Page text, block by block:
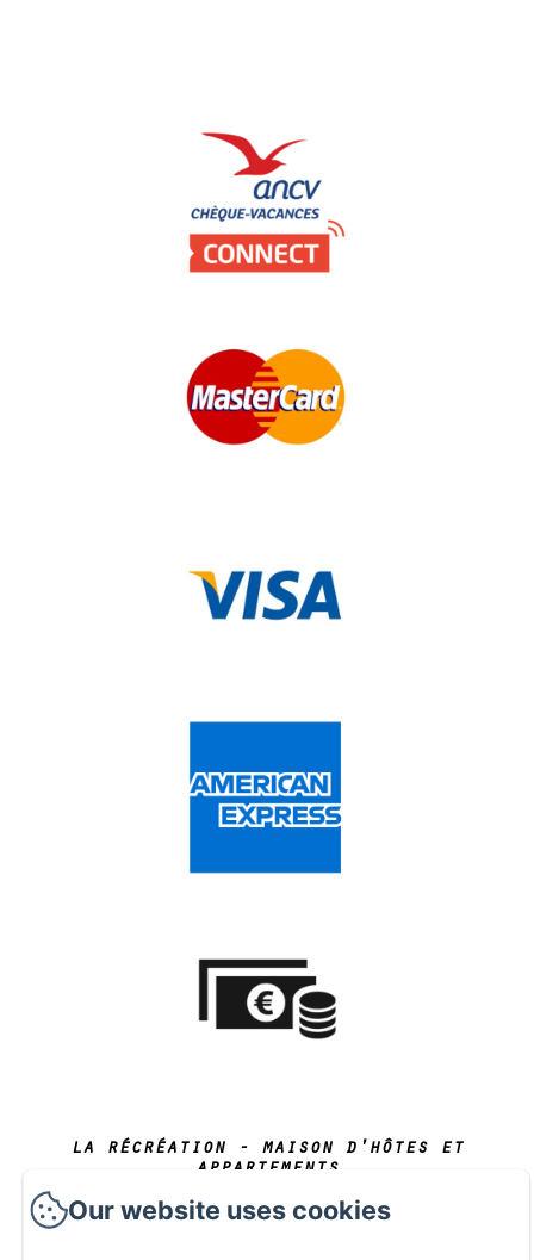
la récréation - maison d'hôtes et
appartements
Politique de confidentialité Informations légales
Informations sur les cookies
Our website uses cookies